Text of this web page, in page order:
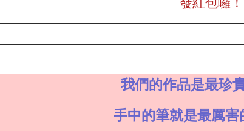
發紅包囉！
我們的作品是最珍
手中的筆就是最厲害